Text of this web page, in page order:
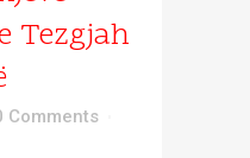
Tezgjah
Comments